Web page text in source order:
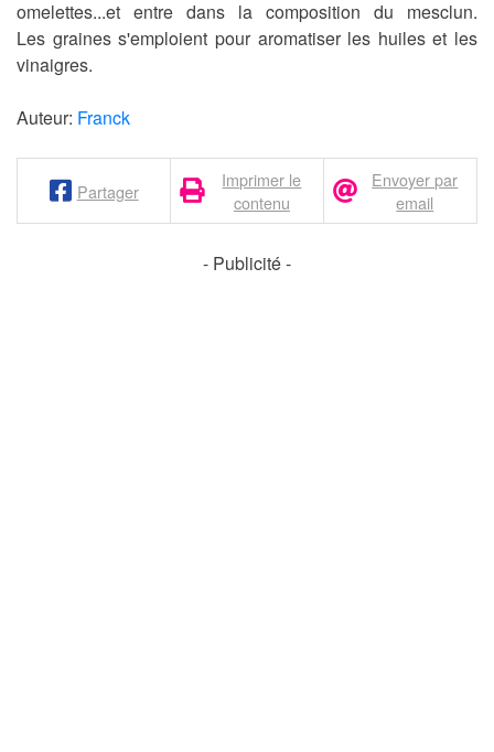
omelettes...et entre dans la composition du mesclun.
Les grainess'emploient pour aromatiser les huiles et les
vinaigres.
Auteur: Franck
Partager
Imprimer le
contenu
Envoyer par
email
- Publicité -